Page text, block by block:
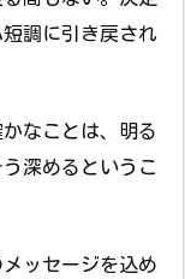
調に引き戻され
なことは、明る
深めるというこ
ッセージを込め